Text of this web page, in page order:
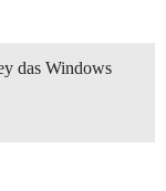
das Windows